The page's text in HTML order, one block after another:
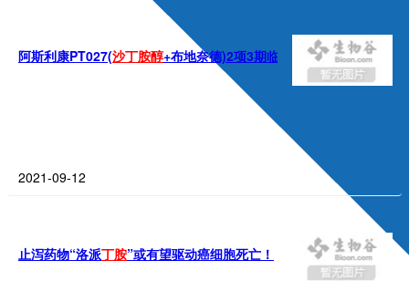
阿斯利康PT027(沙丁胺醇+布地奈德)2项3期临床成功：显著改善肺
2021-09-12
止泻药物“洛派丁胺”或有望驱动癌细胞死亡！